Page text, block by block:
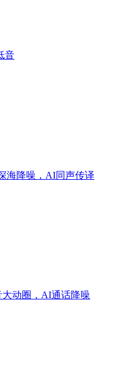
音
海降噪，AI同声传译
大动圈，AI通话降噪